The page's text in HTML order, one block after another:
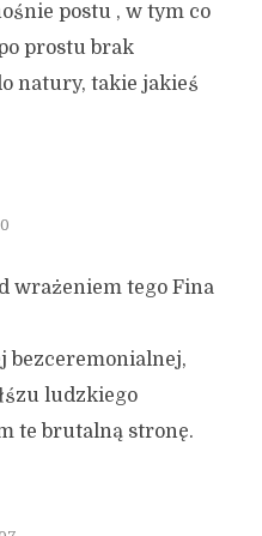
postu , w tym co
prostu brak
natury, takie jakieś
wrażeniem tego Fina
bezceremonialnej,
ludzkiego
te brutalną stronę.